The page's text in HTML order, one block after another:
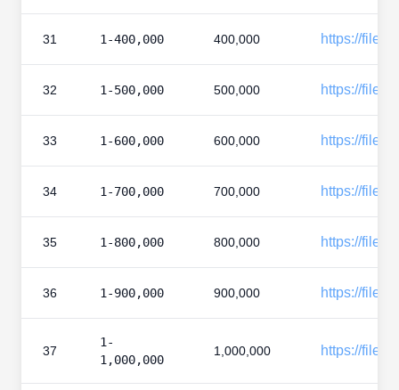
31 1-400,000 400,000 https://
32 1-500,000 500,000 https://
33 1-600,000 600,000 https://
34 1-700,000 700,000 https://
35 1-800,000 800,000 https://
36 1-900,000 900,000 https://
37
1-
1,000,000
1,000,000 https://